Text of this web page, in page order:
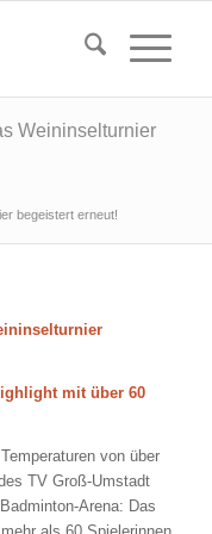
Weininselturnier
begeistert erneut!
mit über 60
von über
TV Groß-Umstadt
Arena: Das